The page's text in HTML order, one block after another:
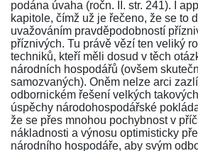
podána úvaha (ročn. II. str. 241). I
kapitole, čímž už je řečeno, že se to
uvažováním pravděpodobností
příznivých. Tu právě vězí ten veliký
techniků, kteří měli dosud v těch
národních hospodářů (ovšem
samozvaných). Oněm nelze arci
odbornickém řešení velkých
úspěchy národohospodářské
že se přes mnohou pochybnost v
nákladnosti a výnosu optimisticky
národního hospodáře, aby svým